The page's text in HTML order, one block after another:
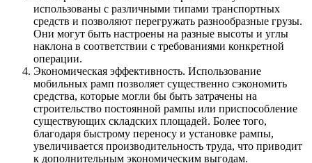
использованы с различными типами транспортных
средств и позволяют перегружать разнообразные грузы.
Они могут быть настроены на разные высоты и углы
наклона в соответствии с требованиями конкретной
операции.
Экономическая эффективность. Использование
мобильных рамп позволяет существенно сэкономить
средства, которые могли бы быть затрачены на
строительство постоянной рампы или приспособление
существующих складских площадей. Более того,
благодаря быстрому переносу и установке рампы,
увеличивается производительность труда, что приводит
к дополнительным экономическим выгодам.